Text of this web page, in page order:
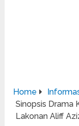
Home
Sinopsis Drama
Lakonan Aliff